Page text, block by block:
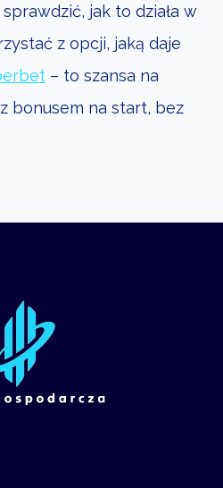
jak to działa w
z opcji, jaką daje
– to szansa na
bonusem na start, bez